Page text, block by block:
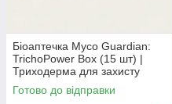
Біоаптечка Myco Guardian:
TrichoPower Box (15 шт) |
Триходерма для захисту
рослин від грибкових хвороб |
1 фл = 1 обробка на 10 л
Готово до відправки